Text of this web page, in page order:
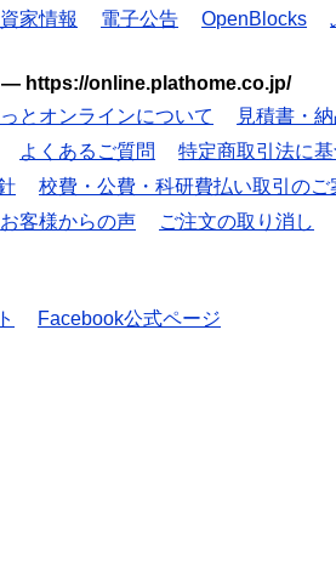
家情報 電子公告 OpenBlocks
— https://online.plathome.co.jp/
とオンラインについて
見積書・
よくあるご質問
特定商取引法に
校費・公費・科研費払い取引のご
お客様からの声 ご注文の取り消し
Facebook公式ページ